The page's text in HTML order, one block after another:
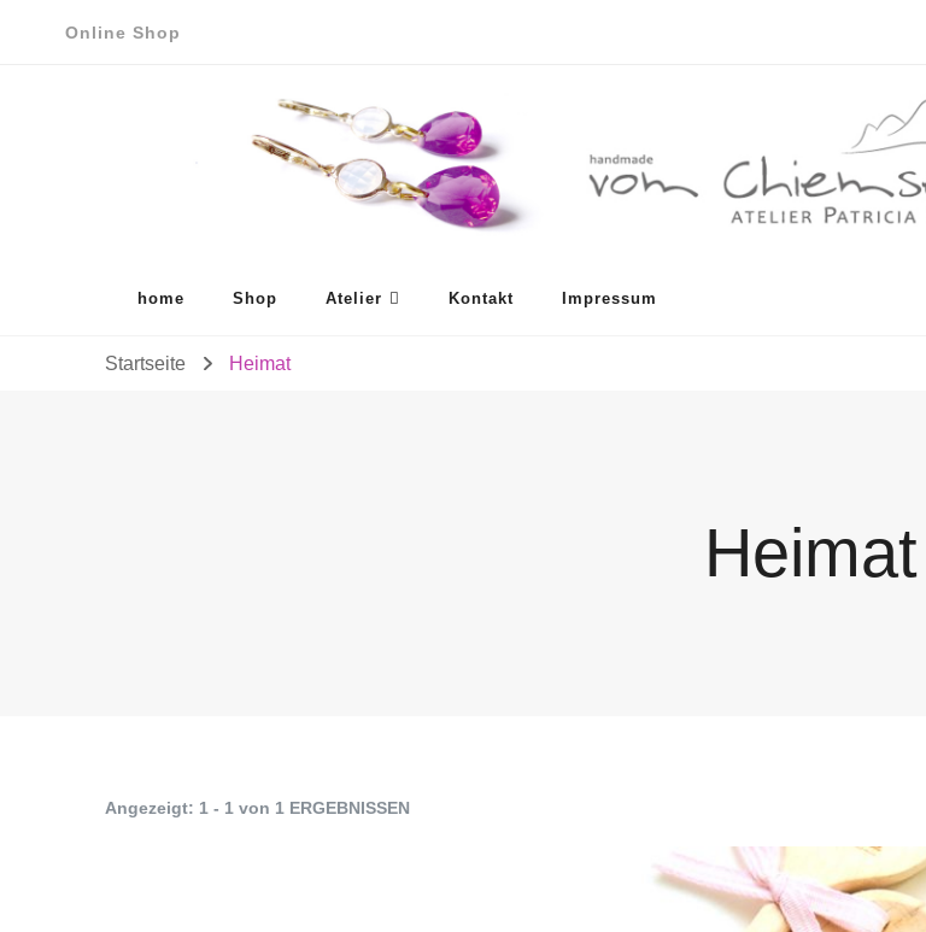
Online Shop
home Shop Atelier Kontakt Impressum
Startseite Heimat
Heimat
Angezeigt: 1 - 1 von 1 ERGEBNISSEN